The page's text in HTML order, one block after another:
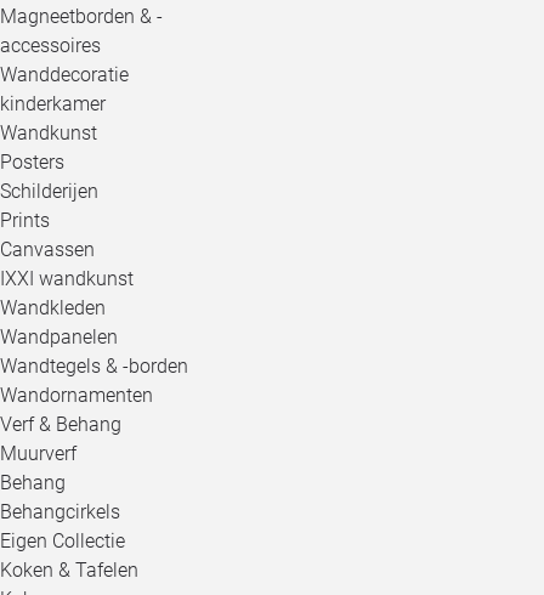
Magneetborden & -
accessoires
Wanddecoratie
kinderkamer
Wandkunst
Posters
Schilderijen
Prints
Canvassen
IXXI wandkunst
Wandkleden
Wandpanelen
Wandtegels & -borden
Wandornamenten
Verf & Behang
Muurverf
Behang
Behangcirkels
Eigen Collectie
Koken & Tafelen